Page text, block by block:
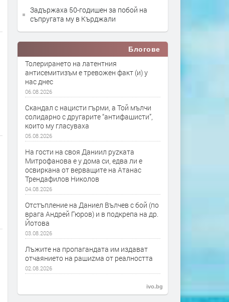
Задържаха 50-годишен за побой на
съпругата му в Кърджали
Блогове
Толерирането на латентния
антисемитизъм е тревожен факт (и) у
нас днес
06.08.2026
Скандал с нацисти гърми, а Той мълчи
солидарно с другарите “антифашисти”,
които му гласуваха
05.08.2026
На гости на своя Даниил руzката
Митрофанова е у дома си, едва ли е
освиркана от верващите на Атанас
Трендафилов Николов
04.08.2026
Отстъпление на Даниел Вълчев с бой (по
врага Андрей Гюров) и в подкрепа на др.
Йотова
03.08.2026
Лъжите на пропагандата им издават
отчаянието на рашиzма от реалността
02.08.2026
ivo.bg